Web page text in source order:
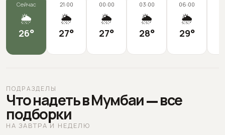
Сейчас
🌦️
26°
21:00
🌦️
27°
00:00
🌦️
27°
03:00
🌦️
28°
06:00
🌦️
29°
ПОДРАЗДЕЛЫ
Что надеть в Мумбаи — все
подборки
НА ЗАВТРА И НЕДЕЛЮ